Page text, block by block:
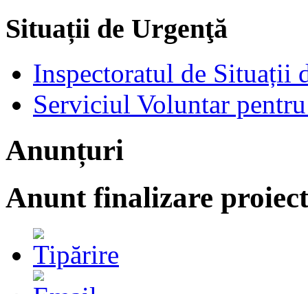
Situații de Urgenţă
Inspectoratul de Situații
Serviciul Voluntar
Anunțuri
Anunt finalizare